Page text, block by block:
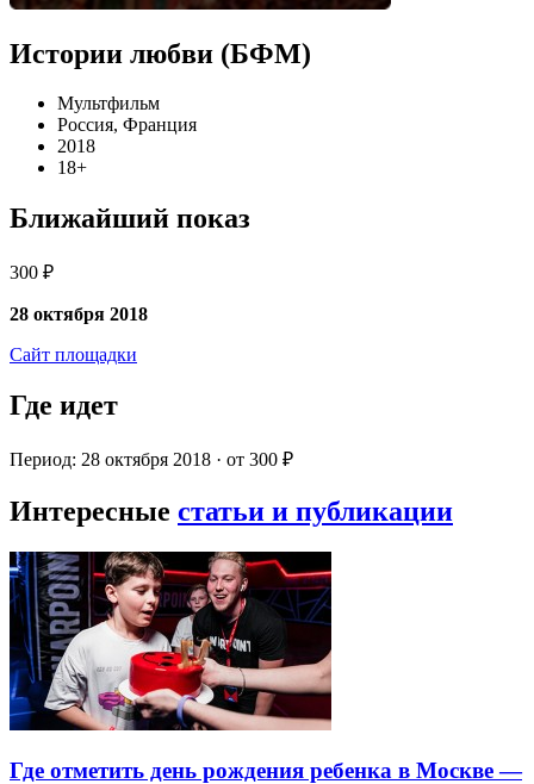
Истории любви (БФМ)
Мультфильм
Россия, Франция
2018
18+
Ближайший показ
300 ₽
28 октября 2018
Сайт площадки
Где идет
Период: 28 октября 2018 · от 300 ₽
Интересные статьи и публикации
Где отметить день рождения ребенка в Москве —